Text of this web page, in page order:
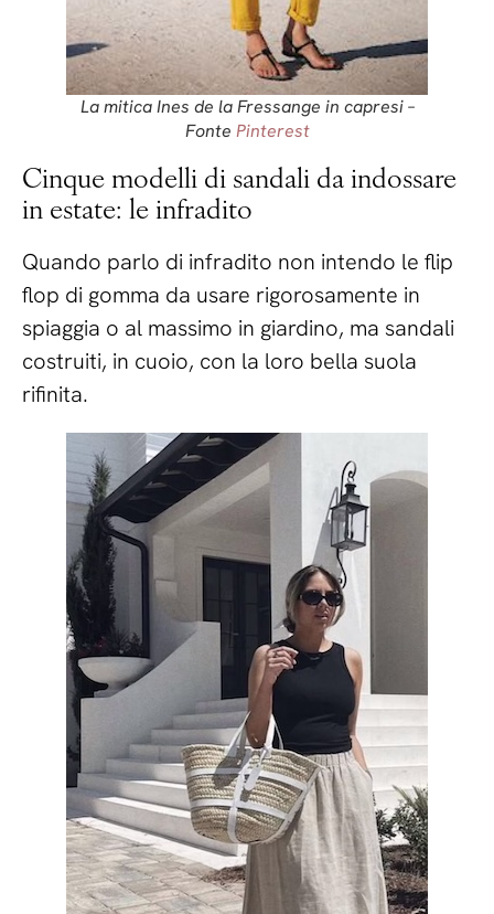
La mitica Ines de la Fressange in capresi –
Fonte Pinterest
Cinque modelli di sandali da indossare
in estate: le infradito
Quando parlo di infradito non intendo le flip
flop di gomma da usare rigorosamente in
spiaggia o al massimo in giardino, ma sandali
costruiti, in cuoio, con la loro bella suola
rifinita.